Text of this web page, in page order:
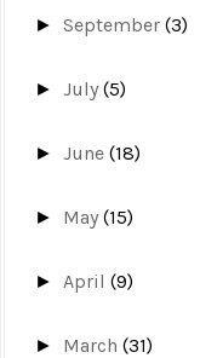
►September(3)
►July(5)
►June(18)
► May(15)
► April(9)
► March(31)